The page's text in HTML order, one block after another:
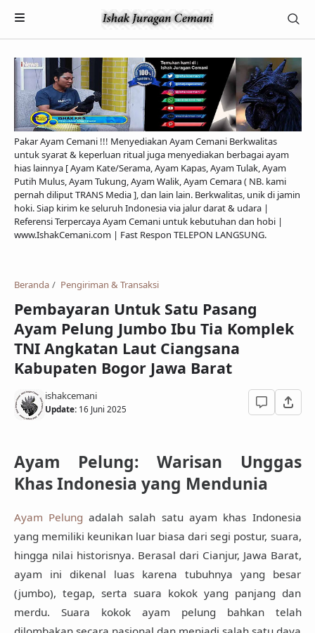
Payment
Privacy Policy
Feed
Pakar Ayam Cemani !!! Menyediakan Ayam Cemani Berkwalitas
untuk syarat & keperluan ritual juga menyediakan berbagai ayam
hias lainnya [ Ayam Kate/Serama, Ayam Kapas, Ayam Tulak, Ayam
Putih Mulus, Ayam Tukung, Ayam Walik, Ayam Cemara ( NB. kami
pernah diliput TRANS Media ], dan lain lain. Berkwalitas, unik di jamin
hoki. Siap kirim ke seluruh Indonesia via jalur darat & udara |
Referensi Terpercaya Ayam Cemani untuk kebutuhan dan hobi |
www.IshakCemani.com | Fast Respon TELEPON LANGSUNG.
Beranda Pengiriman & Transaksi
Pembayaran Untuk Satu Pasang
Ayam Pelung Jumbo Ibu Tia Komplek
TNI Angkatan Laut Ciangsana
Kabupaten Bogor Jawa Barat
ishakcemani
Update: 16 Juni 2025
Ayam Pelung: Warisan Unggas
Khas Indonesia yang Mendunia
Ayam Pelung adalah salah satu ayam khas Indonesia
yang memiliki keunikan luar biasa dari segi postur, suara,
hingga nilai historisnya. Berasal dari Cianjur, Jawa Barat,
ayam ini dikenal luas karena tubuhnya yang besar
(jumbo), tegap, serta suara kokok yang panjang dan
merdu. Suara kokok ayam pelung bahkan telah